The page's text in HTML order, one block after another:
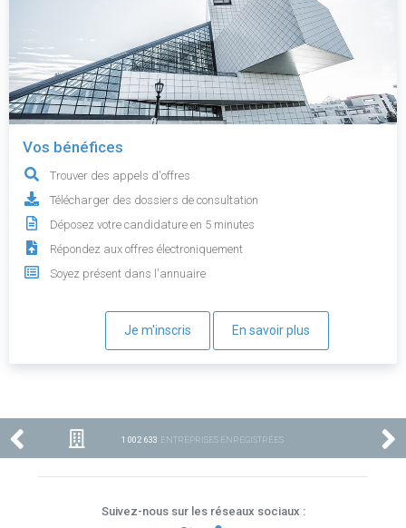
Vos bénéfices
Trouver des appels d'offres
Télécharger des dossiers de consultation
Déposez votre candidature en 5 minutes
Répondez aux offres électroniquement
Soyez présent dans l'annuaire
Je m'inscris En savoir plus
1 002 633 ENTREPRISES ENREGISTRÉES
Suivez-nous sur les réseaux sociaux :